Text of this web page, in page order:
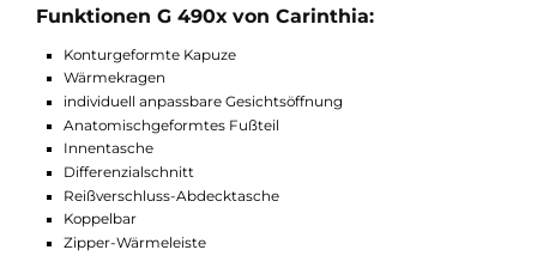
Fazit der Redaktion: Die Leistungsfähigsten Frostschutzmittel
Kunstfaserschlafsack, den wir bis dato getestet haben, der
folgt aus Rang zwei. Trotz superdicker Füllung schmiegen sie
wie eine Wolke warmer Luft um den Körper - das schaffen
nur top Daunenmodele. Durch die innere, antibakterielle Lage
musst du den Schlafsack seltener waschen - was die
Lebensdauer verlängert. Weiteres Plus: die extrem
wasserabweisende Außenhülle.